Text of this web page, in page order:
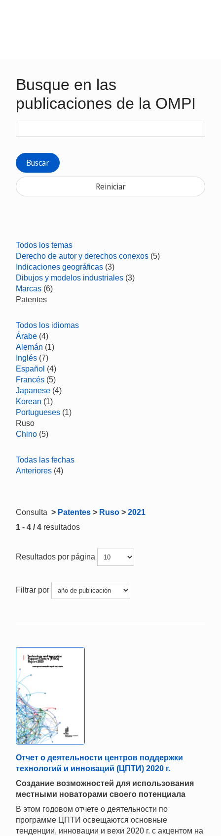
Busque en las
publicaciones de la OMPI
Buscar
Reiniciar
Todos los temas
Derecho de autor y derechos conexos (5)
Indicaciones geográficas (3)
Dibujos y modelos industriales (3)
Marcas (6)
Patentes
Todos los idiomas
Árabe (4)
Alemán (1)
Inglés (7)
Español (4)
Francés (5)
Japanese (4)
Korean (1)
Portugueses (1)
Ruso
Chino (5)
Todas las fechas
Anteriores (4)
Consulta > Patentes > Ruso > 2021
1 - 4 / 4 resultados
Resultados por página
Filtrar por
Отчет о деятельности центров поддержки
технологий и инноваций (ЦПТИ) 2020 г.
Создание возможностей для использования
местными новаторами своего потенциала
В этом годовом отчете о деятельности по
программе ЦПТИ освещаются основные
тенденции, инновации и вехи 2020 г. с акцентом на